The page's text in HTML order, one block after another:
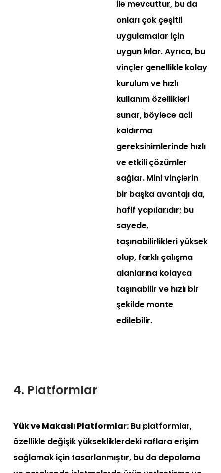
ile mevcuttur, bu da
onları çok çeşitli
uygulamalar için
uygun kılar. Ayrıca, bu
vinçler genellikle kolay
kurulum ve hızlı
kullanım özellikleri
sunar, böylece acil
kaldırma
gereksinimlerinde hızlı
ve etkili çözümler
sağlar. Mini vinçlerin
bir başka avantajı da,
hafif yapılarıdır; bu
sayede,
taşınabilirlikleri yüksek
olup, farklı çalışma
alanlarına kolayca
taşınabilir ve hızlı bir
şekilde monte
edilebilir.
4. Platformlar
Yük ve Makaslı Platformlar: Bu platformlar,
özellikle değişik yüksekliklerdeki raflara erişim
sağlamak için tasarlanmıştır, bu da depolama